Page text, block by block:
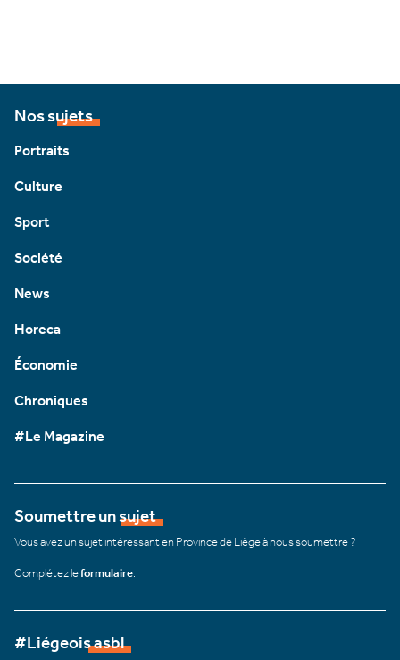
Nos sujets
Portraits
Culture
Sport
Société
News
Horeca
Économie
Chroniques
#Le Magazine
Soumettre un sujet
Vous avez un sujet intéressant en Province de Liège à nous soumettre ?
Complétez leformulaire
#Liégeois asbl